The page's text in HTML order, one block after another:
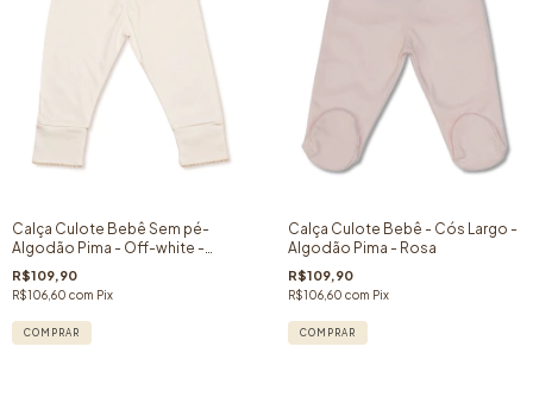
Calça Culote Bebê Sem pé-
Algodão Pima - Off-white -
Picueta Areia
R$109,90
R$106,60 com Pix
COMPRAR
Calça Culote Bebê - Cós Largo -
Algodão Pima - Rosa
R$109,90
R$106,60 com Pix
COMPRAR